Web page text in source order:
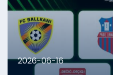
2026-06-16